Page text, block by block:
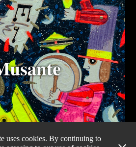
uses cookies. By continuing to